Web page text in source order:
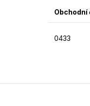
Obchodní
0433